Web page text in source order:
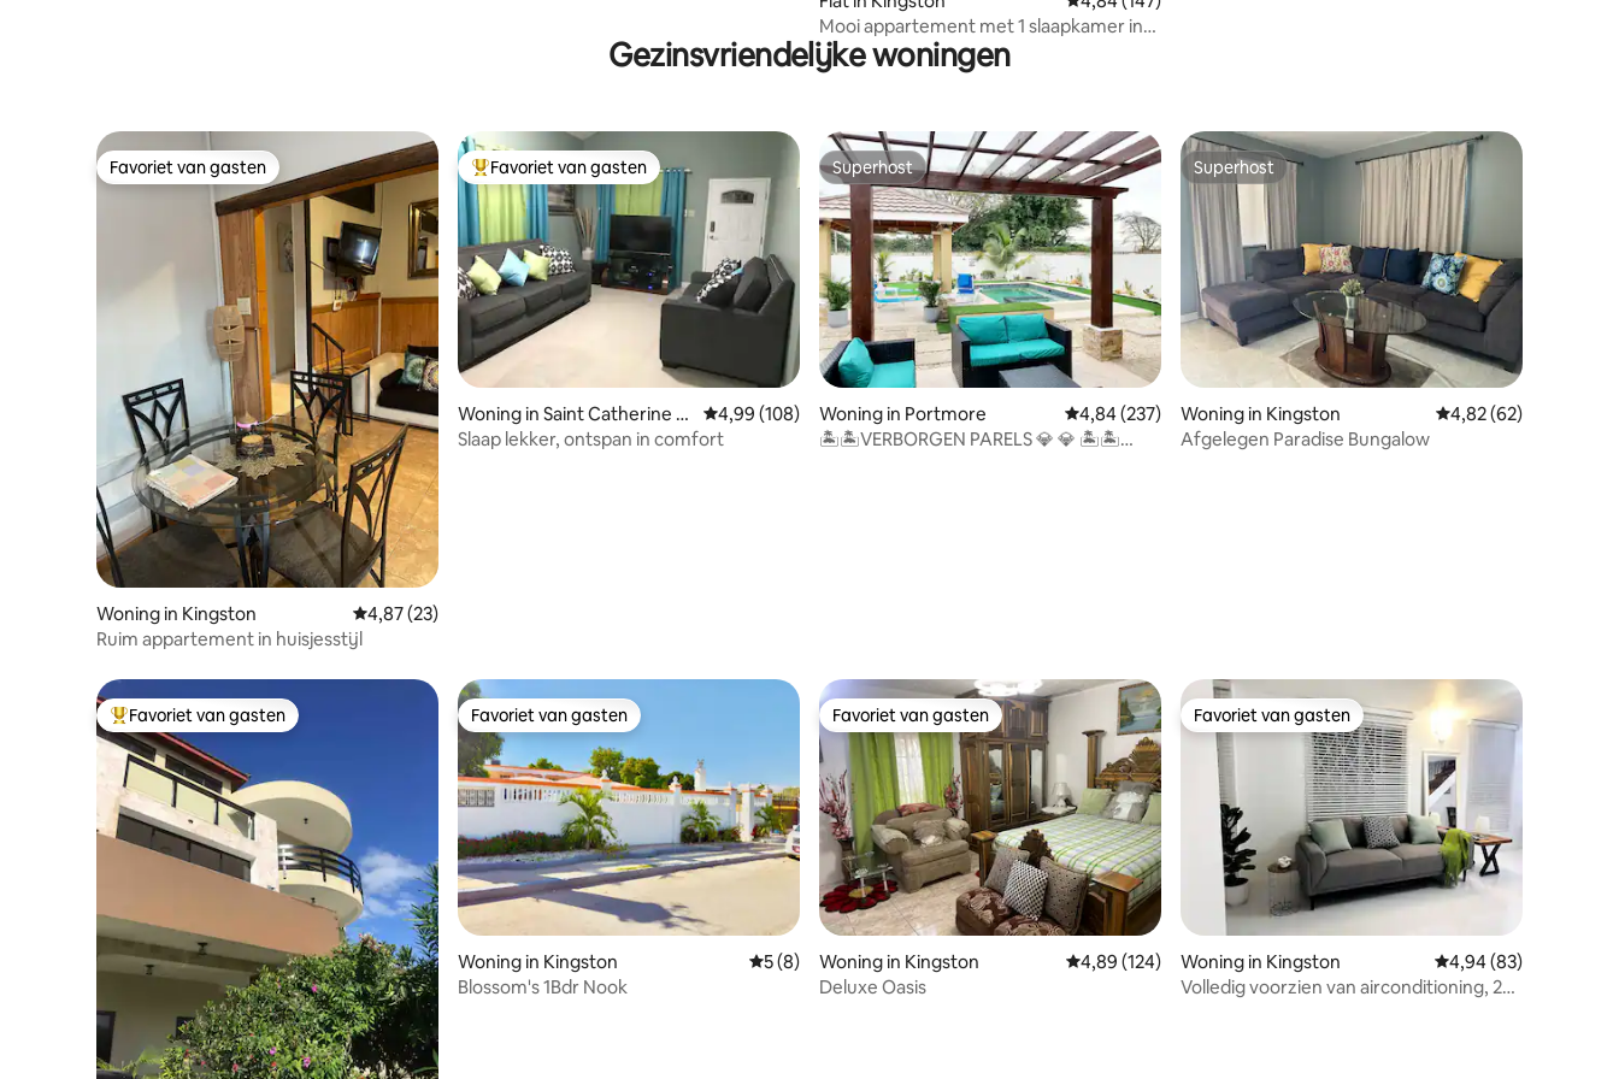
Mooi appartement met 1 slaapkamer in
centraal gelegen omgeving
Gezinsvriendelijke woningen
Favoriet van gasten
Favoriet van gasten
Woning in Kingston Gemiddelde beoordeling van 4,87 op 5, 23 recensies
4,87 (23)
Ruim appartement in huisjesstijl
Topfavoriet van gasten
Favoriet van gasten
Woning in Saint Catherine P
arish
Gemiddelde beoordeling van 4,99 op 5, 108 recensies
4,99 (108)
Slaap lekker, ontspan in comfort
Superhost
Superhost
Woning in Portmore Gemiddelde beoordeling van 4,84 op 5, 237 recensies
4,84 (237)
🏝🏝VERBORGEN PARELS 💎 💎 🏝🏝
Superhost
Superhost
Woning in Kingston Gemiddelde
4,82 (62)
Afgelegen Paradise Bungalow
Topfavoriet van gasten
Favoriet van gasten Favoriet van gasten
Favoriet van gasten
Woning in Kingston Gemiddelde beoordeling van 5 op 5, 8 recensies
5 (8)
Blossom's 1Bdr Nook
Favoriet van gasten
Favoriet van gasten
Woning in Kingston Gemiddelde beoordeling van 4,89 op 5, 124 recensies
4,89 (124)
Deluxe Oasis
Favoriet van gasten
Favoriet van gasten
Woning in Kingston Gemiddelde
4,94 (83)
Volledig voorzien van airconditioning, 2